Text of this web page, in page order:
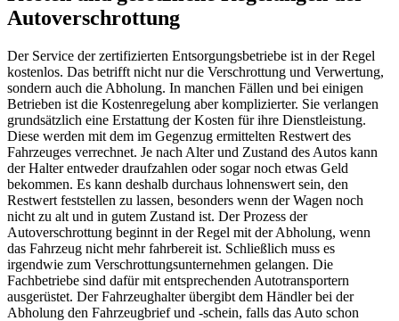
Autoverschrottung
Der Service der zertifizierten Entsorgungsbetriebe ist in der Regel
kostenlos. Das betrifft nicht nur die Verschrottung und Verwertung,
sondern auch die Abholung. In manchen Fällen und bei einigen
Betrieben ist die Kostenregelung aber komplizierter. Sie verlangen
grundsätzlich eine Erstattung der Kosten für ihre Dienstleistung.
Diese werden mit dem im Gegenzug ermittelten Restwert des
Fahrzeuges verrechnet. Je nach Alter und Zustand des Autos kann
der Halter entweder draufzahlen oder sogar noch etwas Geld
bekommen. Es kann deshalb durchaus lohnenswert sein, den
Restwert feststellen zu lassen, besonders wenn der Wagen noch
nicht zu alt und in gutem Zustand ist. Der Prozess der
Autoverschrottung beginnt in der Regel mit der Abholung, wenn
das Fahrzeug nicht mehr fahrbereit ist. Schließlich muss es
irgendwie zum Verschrottungsunternehmen gelangen. Die
Fachbetriebe sind dafür mit entsprechenden Autotransportern
ausgerüstet. Der Fahrzeughalter übergibt dem Händler bei der
Abholung den Fahrzeugbrief und -schein, falls das Auto schon